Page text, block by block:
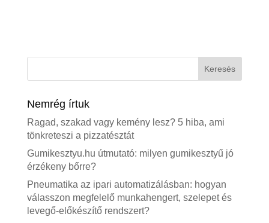
Nemrég írtuk
Ragad, szakad vagy kemény lesz? 5 hiba, ami
tönkreteszi a pizzatésztát
Gumikesztyu.hu útmutató: milyen gumikesztyű jó
érzékeny bőrre?
Pneumatika az ipari automatizálásban: hogyan
válasszon megfelelő munkahengert, szelepet és
levegő-előkészítő rendszert?